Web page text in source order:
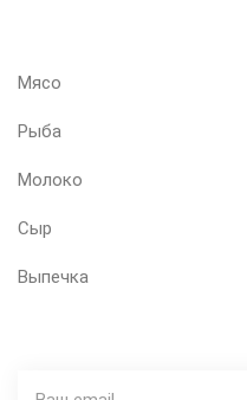
Мясо
Рыба
Молоко
Сыр
Выпечка